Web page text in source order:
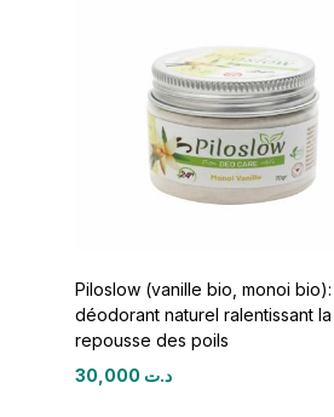
Piloslow (vanille bio, monoi bio):
déodorant naturel ralentissant la
repousse des poils
د.ت